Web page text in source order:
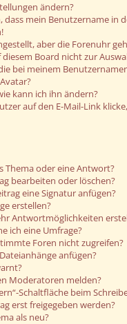
ändern?
dass mein Benutzername in
aber die Forenuhr
Board nicht zur
bei meinem
kann ich ihn ändern?
auf den E-Mail-Link
Thema oder eine Antwort?
bearbeiten oder löschen?
eine Signatur anfügen?
erstellen?
Antwortmöglichkeiten
ich eine Umfrage?
Foren nicht zugreifen?
anfügen?
Moderatoren melden?
Schaltfläche beim
erst freigegeben werden?
als neu?